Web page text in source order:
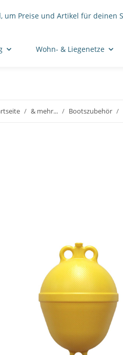
um Preise und Artikel für deinen
Wohn- & Liegenetze
& mehr... Bootszubehör